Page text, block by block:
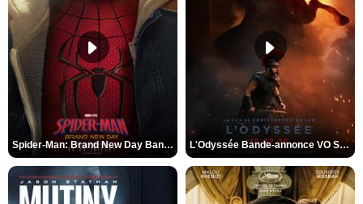
Spider-Man: Brand New Day Bande-annonce VO STFR L'Odyssée Bande-annonce VO STFR